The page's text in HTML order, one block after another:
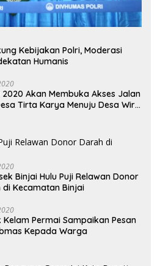
Kebijakan Polri, Moderasi
Humanis
2020 Akan Membuka Akses Jalan
Tirta Karya Menuju Desa Wira
Binjai Hulu Puji Relawan Donor
di Kecamatan Binjai
Kelam Permai Sampaikan Pesan
Kepada Warga